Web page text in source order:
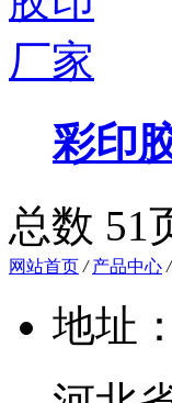
彩印
总数 51
网站首页 / 产品中心 /
地址